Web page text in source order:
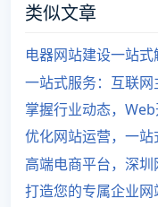
类似文章
电器网站建设一站
一站式服务：互联
掌握行业动态，
优化网站运营，一
高端电商平台，深
打造您的专属企业